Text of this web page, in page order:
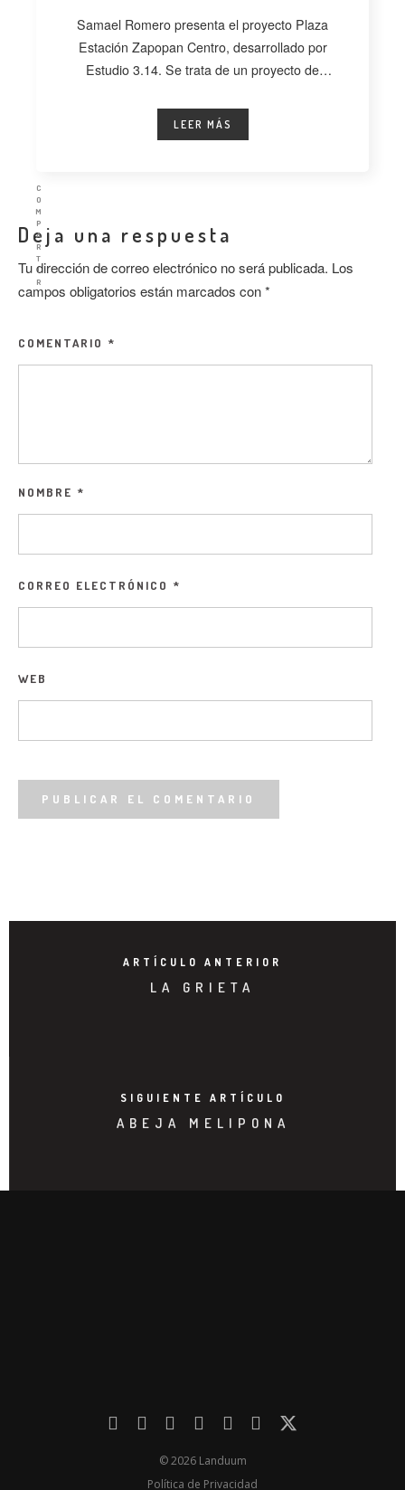
C
O
M
P
A
R
T
I
R
Samael Romero presenta el proyecto Plaza
Estación Zapopan Centro, desarrollado por
Estudio 3.14. Se trata de un proyecto de
LEER MÁS
Deja una respuesta
Tu dirección de correo electrónico no será publicada. Los
campos obligatorios están marcados con*
COMENTARIO *
NOMBRE *
CORREO ELECTRÓNICO *
WEB
ARTÍCULO ANTERIOR
LA GRIETA
SIGUIENTE ARTÍCULO
ABEJA MELIPONA
© 2026 Landuum
Política de Privacidad